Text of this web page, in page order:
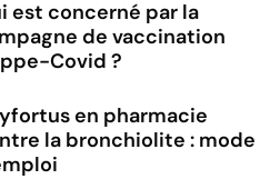
est concerné par la
de vaccination
Covid ?
en pharmacie
la bronchiolite : mode